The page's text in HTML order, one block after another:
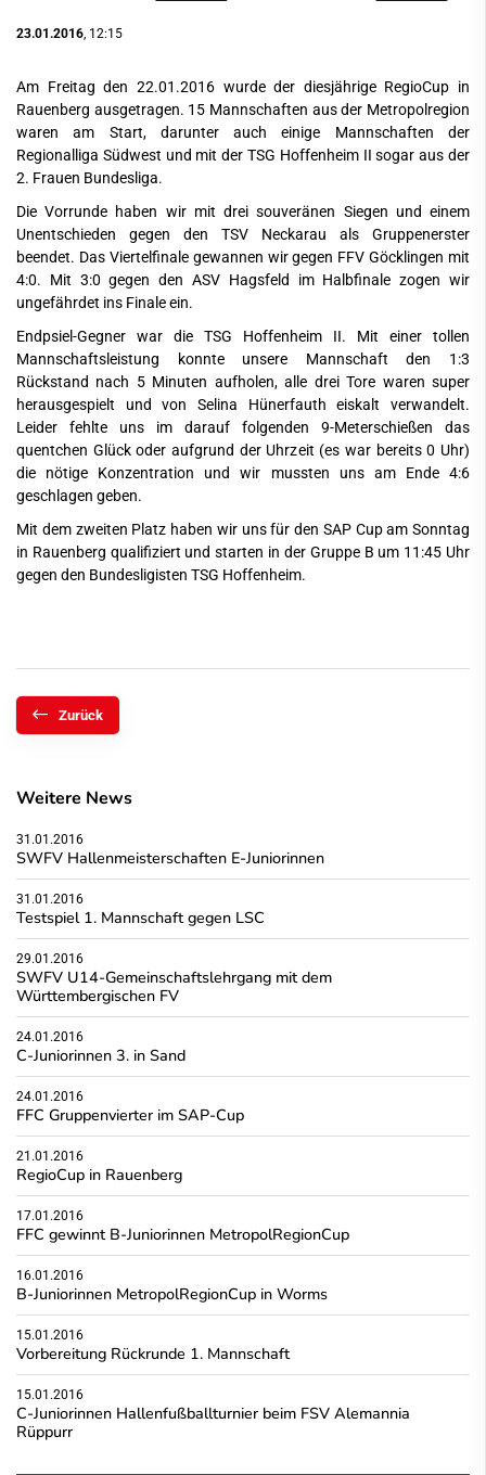
23.01.2016 , 12:15
Am Freitag den 22.01.2016 wurde der diesjährige RegioCup in
Rauenberg ausgetragen. 15 Mannschaften aus der Metropolregion
waren am Start, darunter auch einige Mannschaften der
Regionalliga Südwest und mit der TSG Hoffenheim II sogar aus der
2. Frauen Bundesliga.
Die Vorrunde haben wir mit drei souveränen Siegen und einem
Unentschieden gegen den TSV Neckarau als Gruppenerster
beendet. Das Viertelfinale gewannen wir gegen FFV Göcklingen mit
4:0. Mit 3:0 gegen den ASV Hagsfeld im Halbfinale zogen wir
ungefährdet ins Finale ein.
Endpsiel-Gegner war die TSG Hoffenheim II. Mit einer tollen
Mannschaftsleistung konnte unsere Mannschaft den 1:3
Rückstand nach 5 Minuten aufholen, alle drei Tore waren super
herausgespielt und von Selina Hünerfauth eiskalt verwandelt.
Leider fehlte uns im darauf folgenden 9-Meterschießen das
quentchen Glück oder aufgrund der Uhrzeit (es war bereits 0 Uhr)
die nötige Konzentration und wir mussten uns am Ende 4:6
geschlagen geben.
Mit dem zweiten Platz haben wir uns für den SAP Cup am Sonntag
in Rauenberg qualifiziert und starten in der Gruppe B um 11:45 Uhr
gegen den Bundesligisten TSG Hoffenheim.
Zurück
Weitere News
31.01.2016
SWFV Hallenmeisterschaften E-Juniorinnen
31.01.2016
Testspiel 1. Mannschaft gegen LSC
29.01.2016
SWFV U14-Gemeinschaftslehrgang mit dem
Württembergischen FV
24.01.2016
C-Juniorinnen 3. in Sand
24.01.2016
FFC Gruppenvierter im SAP-Cup
21.01.2016
RegioCup in Rauenberg
17.01.2016
FFC gewinnt B-Juniorinnen MetropolRegionCup
16.01.2016
B-Juniorinnen MetropolRegionCup in Worms
15.01.2016
Vorbereitung Rückrunde 1. Mannschaft
15.01.2016
C-Juniorinnen Hallenfußballturnier beim FSV Alemannia
Rüppurr